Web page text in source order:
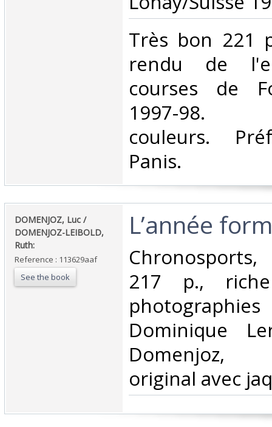
‎Très bon 221
rendu de
courses de
1997-98.
couleurs.
Panis.‎
‎DOMENJOZ, Luc /
DOMENJOZ-LEIBOLD,
Ruth:‎
Reference : 113629aaf
See the book
‎L’année
217 p.,
Dominique
Domenjoz,
original avec